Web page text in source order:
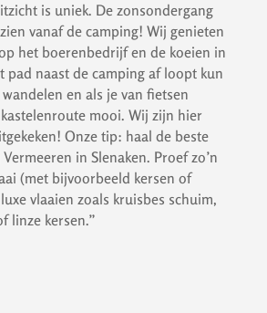
is uniek. De zonsondergang
vanaf de camping! Wij genieten
het boerenbedrijf en de koeien in
pad naast de camping af loopt kun
en als je van fietsen
mooi. Wij zijn hier
Onze tip: haal de beste
in Slenaken. Proef zo’n
(met bijvoorbeeld kersen of
vlaaien zoals kruisbes schuim,
linze kersen.”